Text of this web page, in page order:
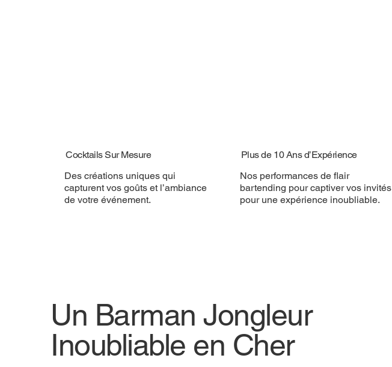
Cocktails Sur Mesure
Des créations uniques qui
capturent vos goûts et l’ambiance
de votre événement.
Plus de 10 Ans d’Expérience
Nos performances de flair
bartending pour captiver vos invités
pour une expérience inoubliable.
Un Barman Jongleur
Inoubliable en Cher